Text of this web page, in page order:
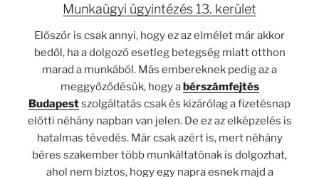
Munkaügyi ügyintézés 13. kerület
Először is csak annyi, hogy ez az elmélet már akkor
bedől, ha a dolgozó esetleg betegség miatt otthon
marad a munkából. Más embereknek pedig az a
meggyőződésük, hogy a bérszámfejtés
Budapestszolgáltatás csak és kizárólag a fizetésnap
előtti néhány napban van jelen. De ez az elképzelés is
hatalmas tévedés. Már csak azért is, mert néhány
béres szakember több munkáltatónak is dolgozhat,
ahol nem biztos, hogy egy napra esnek majd a